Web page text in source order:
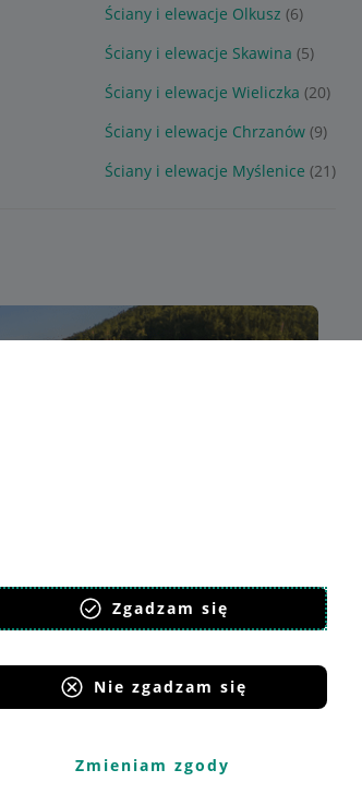
Zgadzam się
Nie zgadzam się
Zmieniam zgody
Ściany i elewacje Olkusz (6)
Ściany i elewacje Skawina (5)
Ściany i elewacje Wieliczka (20)
Ściany i elewacje Chrzanów (9)
Ściany i elewacje Myślenice (21)